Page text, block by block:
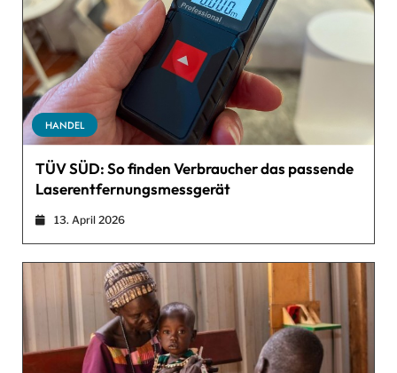
HANDEL
TÜV SÜD: So finden Verbraucher das passende
Laserentfernungsmessgerät
13. April 2026